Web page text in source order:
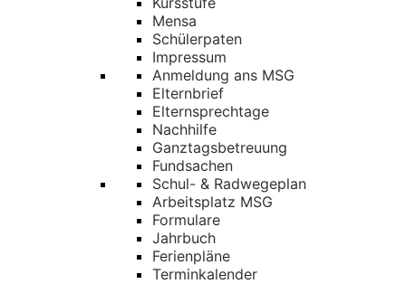
Mensa
Schülerpaten
Impressum
Anmeldung ans MSG
Elternbrief
Elternsprechtage
Nachhilfe
Ganztagsbetreuung
Fundsachen
Schul- & Radwegeplan
Arbeitsplatz MSG
Formulare
Jahrbuch
Ferienpläne
Terminkalender